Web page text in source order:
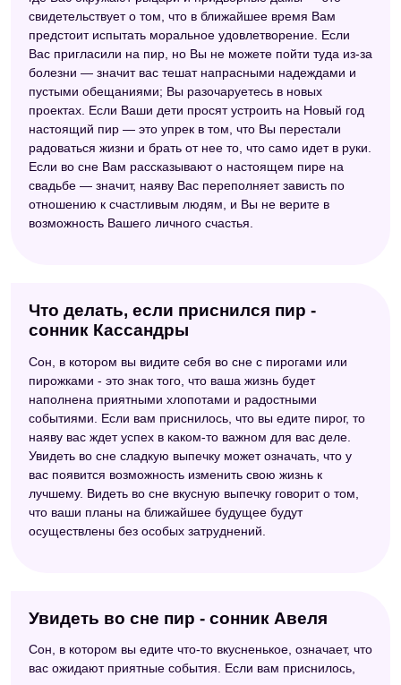
свидетельствует о том, что в ближайшее время Вам
предстоит испытать моральное удовлетворение. Если
Вас пригласили на пир, но Вы не можете пойти туда из-за
болезни — значит вас тешат напрасными надеждами и
пустыми обещаниями; Вы разочаруетесь в новых
проектах. Если Ваши дети просят устроить на Новый год
настоящий пир — это упрек в том, что Вы перестали
радоваться жизни и брать от нее то, что само идет в руки.
Если во сне Вам рассказывают о настоящем пире на
свадьбе — значит, наяву Вас переполняет зависть по
отношению к счастливым людям, и Вы не верите в
возможность Вашего личного счастья.
Что делать, если приснился пир -
сонник Кассандры
Сон, в котором вы видите себя во сне с пирогами или
пирожками - это знак того, что ваша жизнь будет
наполнена приятными хлопотами и радостными
событиями. Если вам приснилось, что вы едите пирог, то
наяву вас ждет успех в каком-то важном для вас деле.
Увидеть во сне сладкую выпечку может означать, что у
вас появится возможность изменить свою жизнь к
лучшему. Видеть во сне вкусную выпечку говорит о том,
что ваши планы на ближайшее будущее будут
осуществлены без особых затруднений.
Увидеть во сне пир - сонник Авеля
Сон, в котором вы едите что-то вкусненькое, означает, что
вас ожидают приятные события. Если вам приснилось,